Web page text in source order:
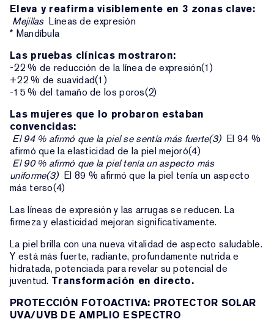
Eleva y reafirma visiblemente en 3 zonas clave:
Mejillas Líneas de expresión
* Mandíbula
Las pruebas clínicas mostraron:
-22 % de reducción de la línea de expresión(1)
+22 % de suavidad(1)
-15 % del tamaño de los poros(2)
Las mujeres que lo probaron estaban
convencidas:
El 94 % afirmó que la piel se sentía más fuerte(3) El 94 %
afirmó que la elasticidad de la piel mejoró(4)
El 90 % afirmó que la piel tenía un aspecto más
uniforme(3) El 89 % afirmó que la piel tenía un aspecto
más terso(4)
Las líneas de expresión y las arrugas se reducen. La
firmeza y elasticidad mejoran significativamente.
La piel brilla con una nueva vitalidad de aspecto saludable.
Y está más fuerte, radiante, profundamente nutrida e
hidratada, potenciada para revelar su potencial de
juventud. Transformación en directo.
PROTECCIÓN FOTOACTIVA: PROTECTOR SOLAR
UVA/UVB DE AMPLIO ESPECTRO